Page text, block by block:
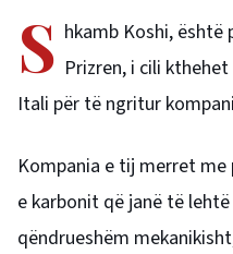
S hkamb Koshi, është
Prizren, i cili
Itali për të ngritur
Kompania e tij merret
e karbonit që janë të
qëndrueshëm